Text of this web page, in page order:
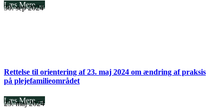
Læs Mere →
30. sep 2024
Rettelse til orientering af 23. maj 2024 om ændring af praksis
på plejefamilieområdet
Læs Mere →
23. maj 2024